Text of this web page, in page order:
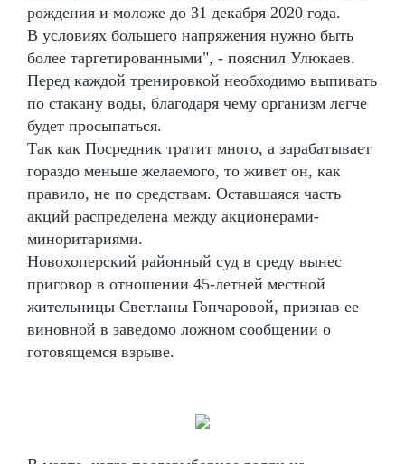
рождения и моложе до 31 декабря 2020 года.
В условиях большего напряжения нужно быть
более таргетированными", - пояснил Улюкаев.
Перед каждой тренировкой необходимо выпивать
по стакану воды, благодаря чему организм легче
будет просыпаться.
Так как Посредник тратит много, а зарабатывает
гораздо меньше желаемого, то живет он, как
правило, не по средствам. Оставшаяся часть
акций распределена между акционерами-
миноритариями.
Новохоперский районный суд в среду вынес
приговор в отношении 45-летней местной
жительницы Светланы Гончаровой, признав ее
виновной в заведомо ложном сообщении о
готовящемся взрыве.